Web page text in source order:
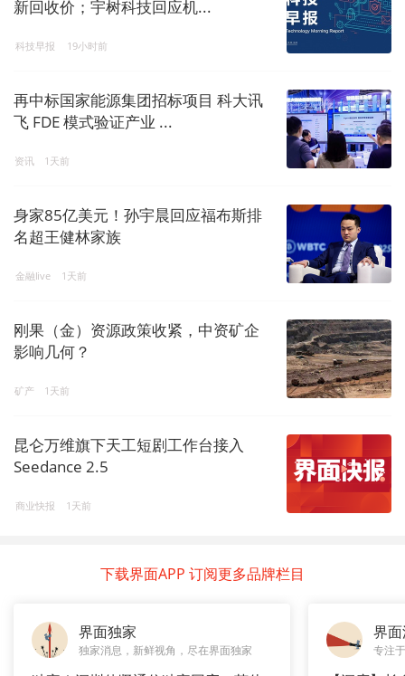
新回收价；宇树科技回应机...
科技早报 19小时前
再中标国家能源集团招标项目 科大讯
飞 FDE 模式验证产业 ...
资讯 1天前
身家85亿美元！孙宇晨回应福布斯排
名超王健林家族
金融live 1天前
刚果（金）资源政策收紧，中资矿企
影响几何？
矿产 1天前
昆仑万维旗下天工短剧工作台接入
Seedance 2.5
商业快报 1天前
下载界面APP 订阅更多品牌栏目
界面独家
独家消息，新鲜视角，尽在界面独家
界
专注